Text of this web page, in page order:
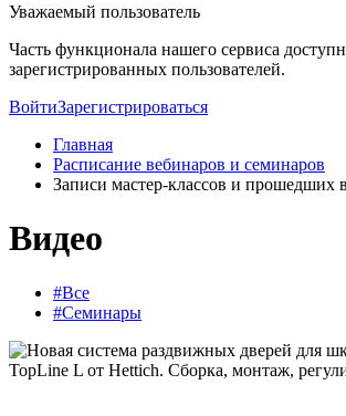
Уважаемый пользователь
Часть функционала нашего сервиса
зарегистрированных пользователей.
ВойтиЗарегистрироваться
Главная
Расписание вебинаров и семинаров
Записи мастер-классов и прошедших
Видео
#Все
#Семинары